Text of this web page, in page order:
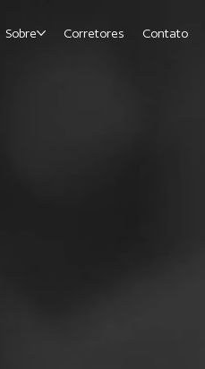
Sobre Corretores Contato